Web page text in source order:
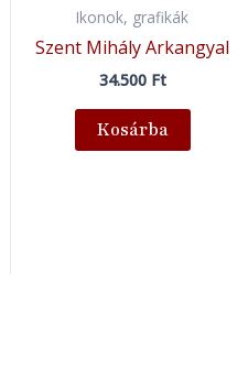
Ikonok, grafikák
Szent Mihály Arkangyal
34.500 Ft
Kosárba